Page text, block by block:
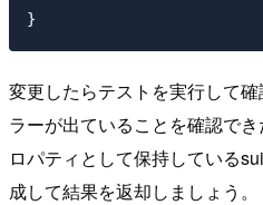
変更したらテストを実行して
ラーが出ていることを確認で
ロパティとして保持している
成して結果を返却しましょう。